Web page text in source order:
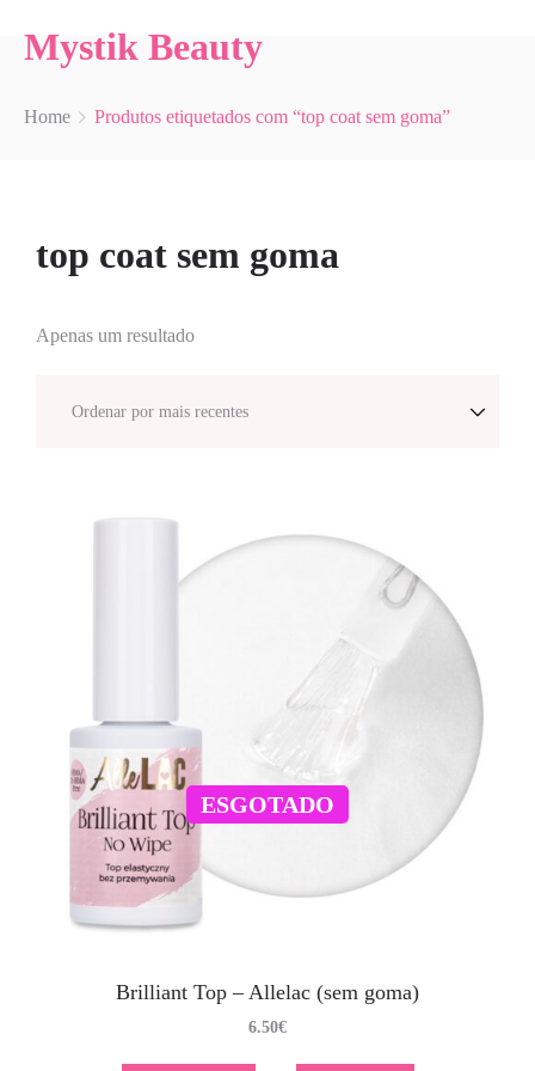
Mystik Beauty
Home Produtos etiquetados com “top coat sem goma”
top coat sem goma
Apenas um resultado
ESGOTADO
Brilliant Top – Allelac (sem goma)
6.50€